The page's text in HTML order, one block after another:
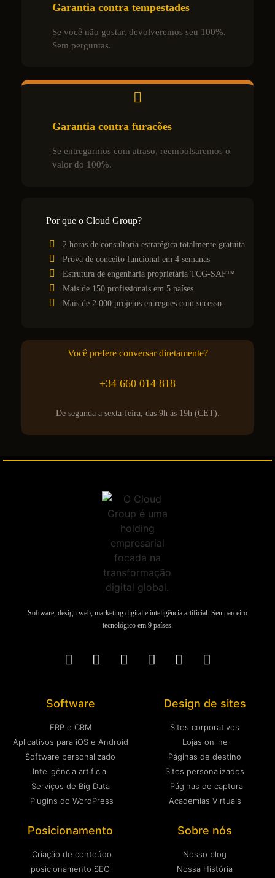
Garantia contra tempestades
Se você não gostar, devolveremos seu 100%.
Sem perguntas.
Garantia contra furacões
Se entregarmos com atraso, reembolsaremos o
valor do 100%.
Por que o Cloud Group?
2 horas de consultoria estratégica totalmente gratuita
Prova de conceito funcional em 4 semanas
Estrutura de engenharia proprietária TCG-SAF™
Mais de 150 profissionais em 5 países
Mais de 2.000 projetos entregues com sucesso.
Você prefere conversar diretamente?
+34 660 014 818
De segunda a sexta-feira, das 9h às 19h (CET).
Software, design web, marketing digital e inteligência artificial. Seu parceiro
tecnológico em 9 países.
Software
ERP e CRM
Aplicativos para iOS e Android
Software personalizado
Inteligência artificial
Serviços de Big Data
Plugins do WordPress
Design de sites
Sites corporativos
Lojas online
Páginas de destino
Sites personalizados
Páginas de captura
Academias Virtuais
Posicionamento
Criação de conteúdo
posicionamento SEO
Sobre nós
Nosso blog
Nossa História